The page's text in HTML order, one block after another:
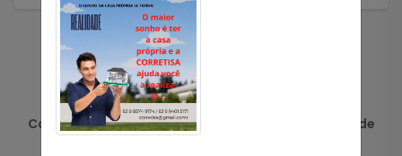
CONHEÇA NOSSO TIME
Conheça a equipe que está focada na realização de